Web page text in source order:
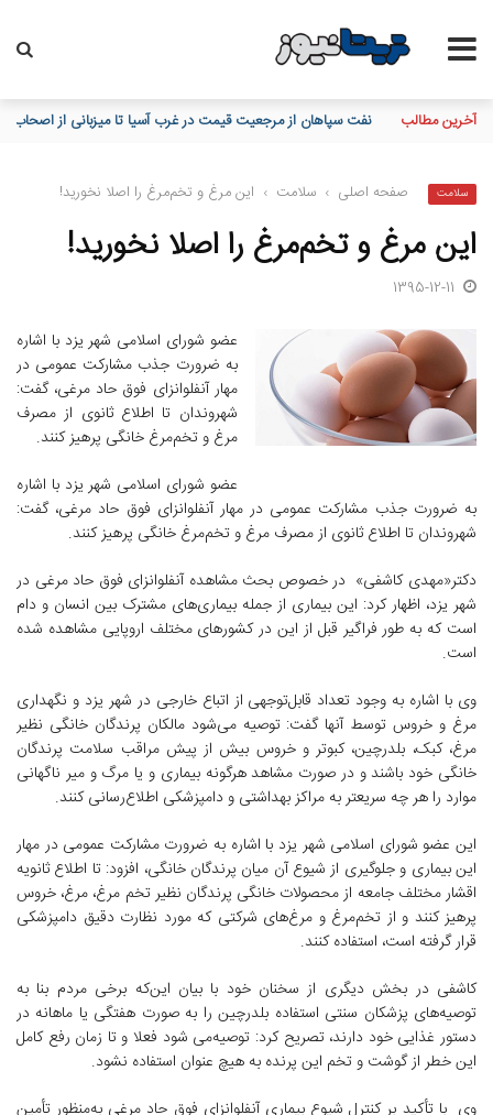
آخرین مطالب نفت سپاهان از مرجعیت قیمت در غرب آسیا تا میزبانی از اصحاب
سلامت صفحه اصلی › سلامت › این مرغ و تخم‌مرغ را اصلا نخورید!
این مرغ و تخم‌مرغ را اصلا نخورید!
1395-12-11
عضو شورای اسلامی شهر یزد با اشاره
به ضرورت جذب مشارکت عمومی در
مهار آنفلوانزای فوق حاد مرغی، ‌گفت:
شهروندان تا اطلاع ثانوی از مصرف
مرغ و تخم‌مرغ خانگی پرهیز کنند.
عضو شورای اسلامی شهر یزد با اشاره
به ضرورت جذب مشارکت عمومی در مهار آنفلوانزای فوق حاد مرغی، ‌گفت:
شهروندان تا اطلاع ثانوی از مصرف مرغ و تخم‌مرغ خانگی پرهیز کنند.
دکتر«مهدی کاشفی» در خصوص بحث مشاهده آنفلوانزای فوق حاد مرغی در
شهر یزد، اظهار کرد: این بیماری از جمله بیماری‌های مشترک بین انسان و دام
است که به طور فراگیر قبل از این در کشورهای مختلف اروپایی مشاهده شده
است.
وی با اشاره به وجود تعداد قابل‌توجهی از اتباع خارجی در شهر یزد و نگهداری
مرغ و خروس توسط آنها گفت: توصیه می‌شود مالکان پرندگان خانگی نظیر
مرغ، کبک، بلدرچین، کبوتر و خروس بیش از پیش مراقب سلامت پرندگان
خانگی خود باشند و در صورت مشاهد هرگونه بیماری و یا مرگ و میر ناگهانی
موارد را هر چه سریعتر به مراکز بهداشتی و دامپزشکی اطلاع‌رسانی کنند.
این عضو شورای اسلامی شهر یزد با اشاره به ضرورت مشارکت عمومی در مهار
این بیماری و جلوگیری از شیوع آن میان پرندگان خانگی، افزود: تا اطلاع ثانویه
اقشار مختلف جامعه از محصولات خانگی پرندگان نظیر تخم مرغ، مرغ،‌ خروس
پرهیز کنند و از تخم‌مرغ و مرغ‌های شرکتی که مورد نظارت دقیق دامپزشکی
قرار گرفته است، استفاده کنند.
کاشفی در بخش دیگری از سخنان خود با بیان این‌که برخی مردم بنا به
توصیه‌های پزشکان سنتی استفاده بلدرچین را به صورت هفتگی یا ماهانه در
دستور غذایی خود دارند، تصریح کرد: توصیه‌می شود فعلا و تا زمان رفع کامل
این خطر از گوشت و تخم این پرنده به هیچ عنوان استفاده نشود.
وی با تأکید بر کنترل شیوع بیماری آنفلوانزای فوق حاد مرغی به‌منظور تأمین